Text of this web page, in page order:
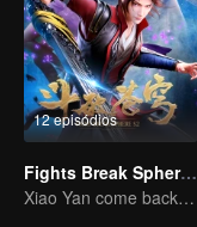
12 episódios
Fights Break Sphere S2
Xiao Yan come back! Everything is shifting once again ！